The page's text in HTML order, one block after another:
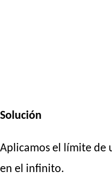
Solución
Aplicamos el límite de
en el infinito.